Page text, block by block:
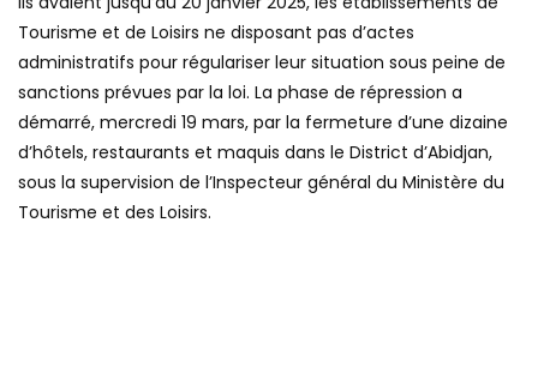
Tourisme et de Loisirs ne disposant pas d’actes
administratifs pour régulariser leur situation sous peine de
sanctions prévues par la loi. La phase de répression a
démarré, mercredi 19 mars, par la fermeture d’une dizaine
d’hôtels, restaurants et maquis dans le District d’Abidjan,
sous la supervision de l’Inspecteur général du Ministère du
Tourisme et des Loisirs.